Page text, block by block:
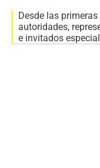
Desde las
autoridades,
e invitados